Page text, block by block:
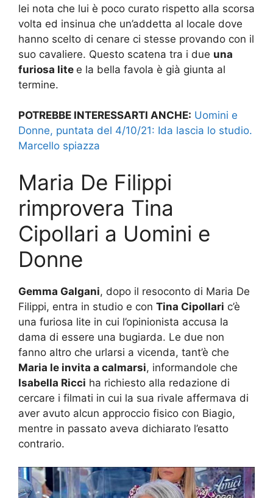
lei nota che lui è poco curato rispetto alla scorsa
volta ed insinua che un’addetta al locale dove
hanno scelto di cenare ci stesse provando con il
suo cavaliere. Questo scatena tra i due una
furiosa lite e la bella favola è già giunta al
termine.
POTREBBE INTERESSARTI ANCHE: Uomini e
Donne, puntata del 4/10/21: Ida lascia lo studio.
Marcello spiazza
Maria De Filippi
rimprovera Tina
Cipollari a Uomini e
Donne
Gemma Galgani, dopo il resoconto di Maria De
Filippi, entra in studio e con Tina Cipollari c’è
una furiosa lite in cui l’opinionista accusa la
dama di essere una bugiarda. Le due non
fanno altro che urlarsi a vicenda, tant’è che
Maria le invita a calmarsi, informandole che
Isabella Ricci ha richiesto alla redazione di
cercare i filmati in cui la sua rivale affermava di
aver avuto alcun approccio fisico con Biagio,
mentre in passato aveva dichiarato l’esatto
contrario.